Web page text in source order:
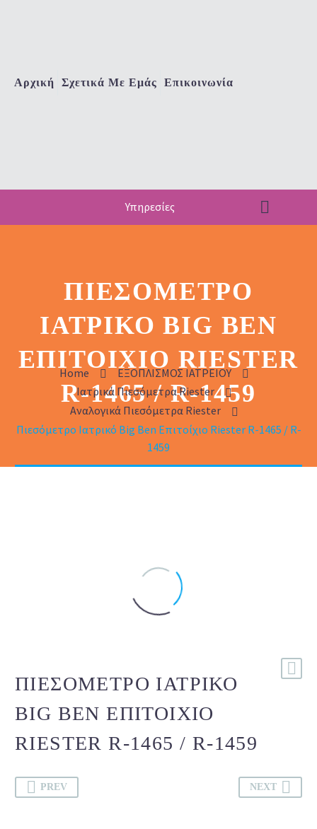
Αρχική Σχετικά Με Εμάς Επικοινωνία
Υπηρεσίες
ΠΙΕΣΌΜΕΤΡΟ
ΙΑΤΡΙΚΌ BIG BEN
ΕΠΙΤΟΊΧΙΟ RIESTER
R-1465 / R-1459
Home
ΕΞΟΠΛΙΣΜΟΣ ΙΑΤΡΕΙΟΥ
Ιατρικά Πιεσόμετρα Riester
Αναλογικά Πιεσόμετρα Riester
Πιεσόμετρο Ιατρικό Big Ben Επιτοίχιο Riester R-1465 / R-
1459
ΠΙΕΣΌΜΕΤΡΟ ΙΑΤΡΙΚΌ
BIG BEN ΕΠΙΤΟΊΧΙΟ
RIESTER R-1465 / R-1459
PREV NEXT